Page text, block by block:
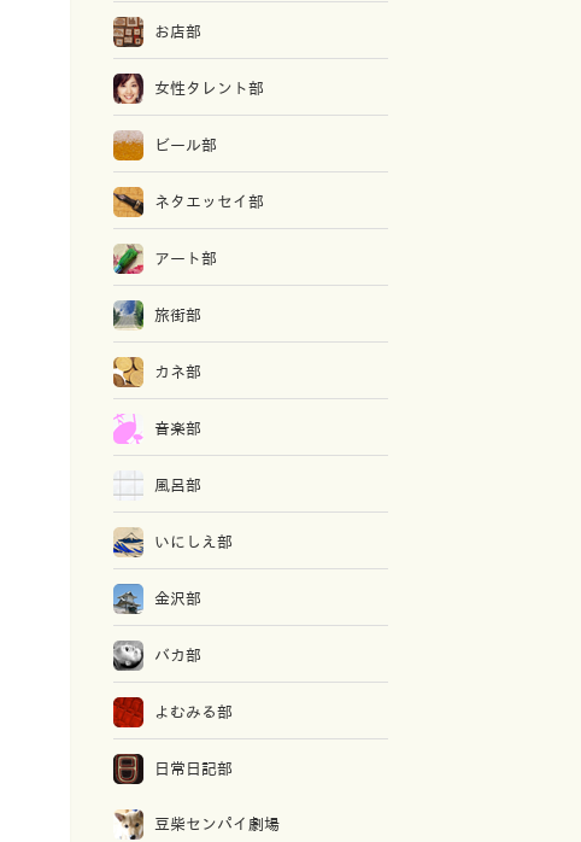
お店部
女性タレント部
ビール部
ネタエッセイ部
アート部
旅街部
カネ部
音楽部
風呂部
いにしえ部
金沢部
バカ部
よむみる部
日常日記部
豆柴センパイ劇場